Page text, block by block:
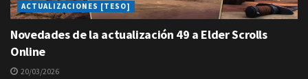
ACTUALIZACIONES [TESO]
Novedades de la actualización 49 a Elder Scrolls
Online
20/03/2026